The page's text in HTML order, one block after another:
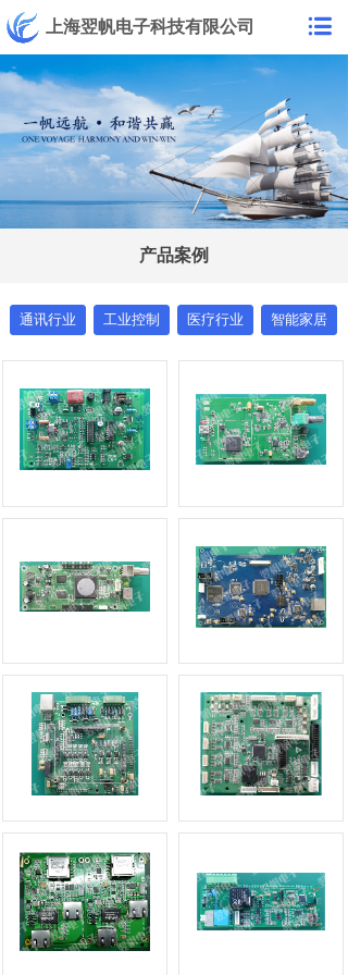
产品案例
通讯行业 工业控制 医疗行业 智能家居
上海翌帆电子科技有限公司